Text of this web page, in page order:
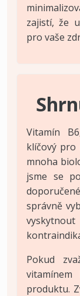
zajistí, že
pro vaše
Vitamín
klíčový pro
mnoha
jsme se
správně
Pokud
produktu.